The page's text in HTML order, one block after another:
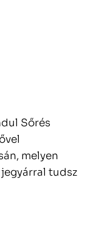
Sőrés
melyen
tudsz